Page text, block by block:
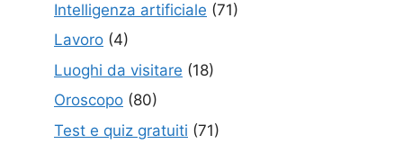
Intelligenza artificiale (71)
Lavoro (4)
Luoghi da visitare (18)
Oroscopo (80)
Test e quiz gratuiti (71)